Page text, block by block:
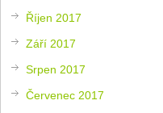
Říjen 2017
Září 2017
Srpen 2017
Červenec 2017